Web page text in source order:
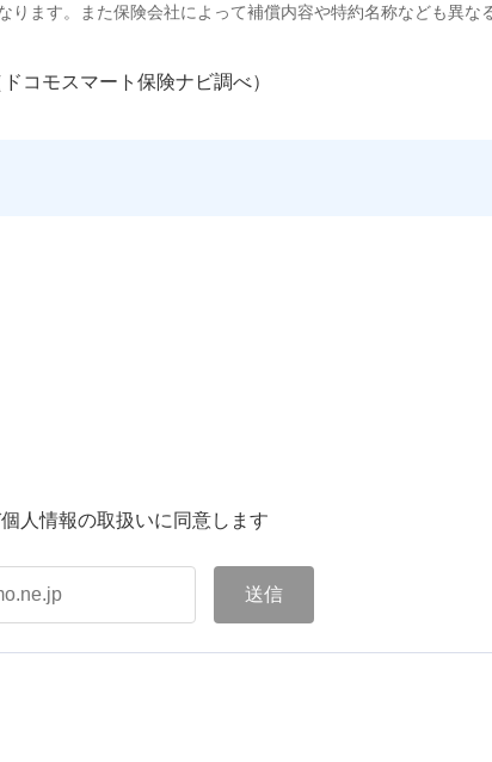
ます。また保険会社によって補償内容や特約名称なども異な
コモスマート保険ナビ調べ）
人情報の取扱いに同意します